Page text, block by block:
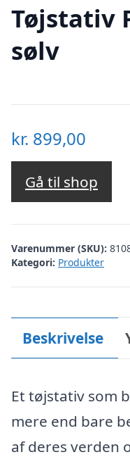
Tøjstativ
sølv
kr. 899,00
Gå til shop
Varenummer (SKU):
Kategori: Produkter
Beskrivelse
Et tøjstativ som
mere end bare
af deres verden